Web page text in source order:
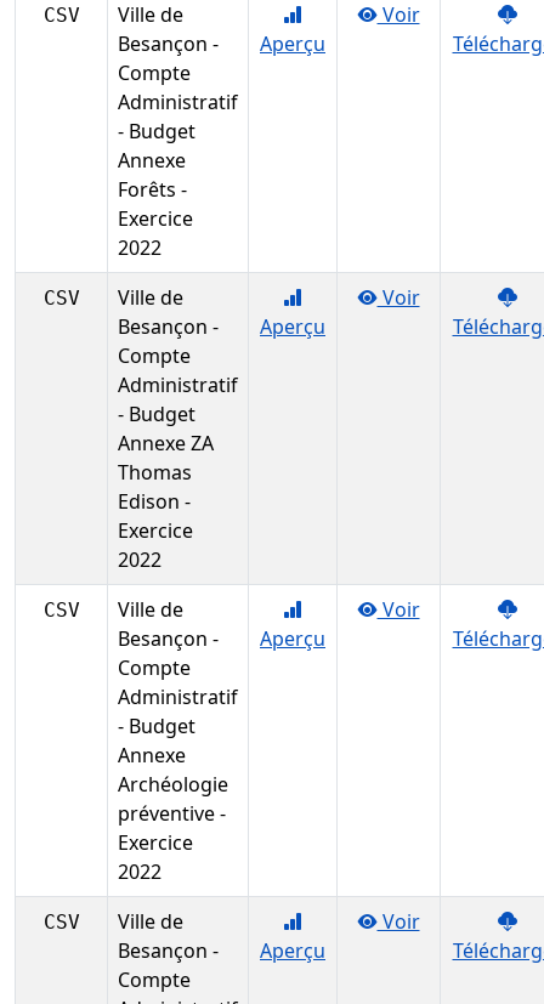
CSV
Ville de
Besançon -
Compte
Administratif
- Budget
Annexe
Forêts -
Exercice
2022
Aperçu
Voir
CSV
Ville de
Besançon -
Compte
Administratif
- Budget
Annexe ZA
Thomas
Edison -
Exercice
2022
Aperçu
Voir
CSV
Ville de
Besançon -
Compte
Administratif
- Budget
Annexe
Archéologie
préventive -
Exercice
2022
Aperçu
Voir
CSV
Ville de
Besançon -
Compte
Aperçu
Voir